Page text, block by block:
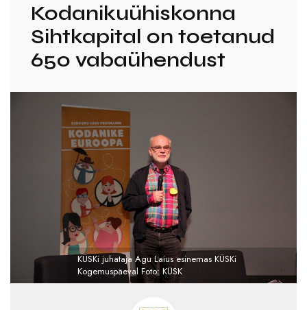
Kodanikuühiskonna
Sihtkapital on toetanud
650 vabaühendust
KÜSKi juhataja Agu Laius esinemas KÜSKi
Kogemuspäeval Foto: KÜSK